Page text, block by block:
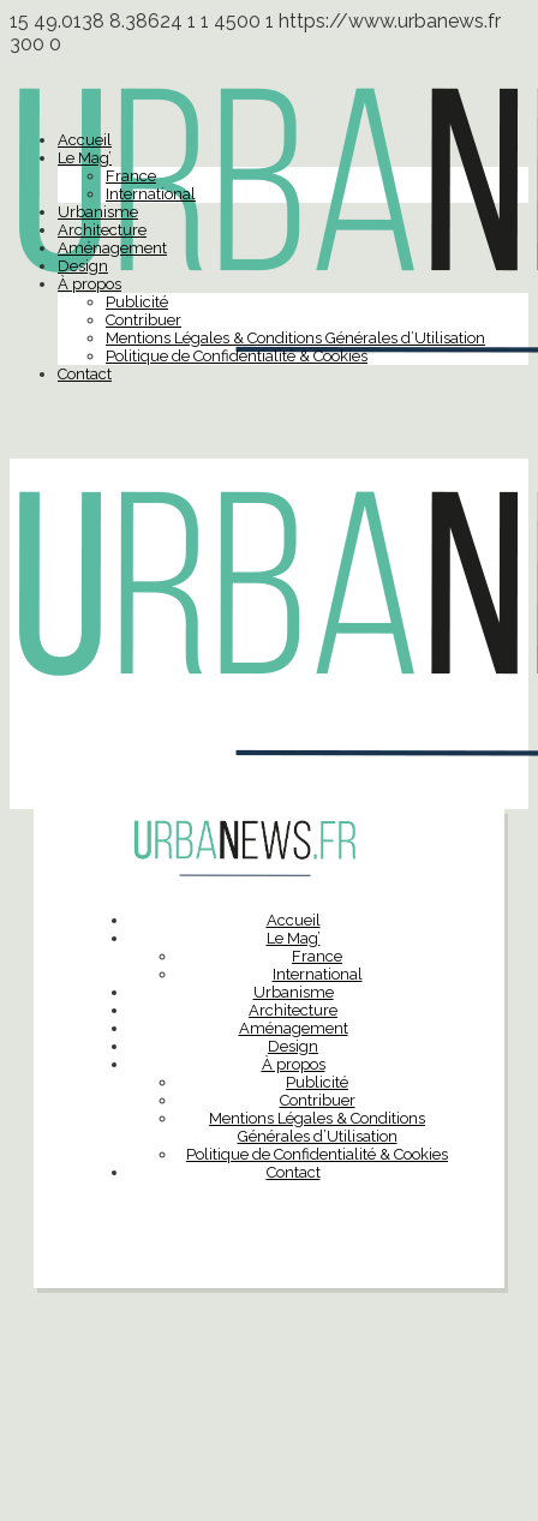
15 49.0138 8.38624 1 1 4500 1 https://www.urbanews.fr
300 0
Accueil
Le Mag’
France
International
Urbanisme
Architecture
Aménagement
Design
À propos
Publicité
Contribuer
Mentions Légales & Conditions Générales d’Utilisation
Politique de Confidentialité & Cookies
Contact
Accueil
Le Mag’
France
International
Urbanisme
Architecture
Aménagement
Design
À propos
Publicité
Contribuer
Mentions Légales & Conditions
Générales d’Utilisation
Politique de Confidentialité & Cookies
Contact